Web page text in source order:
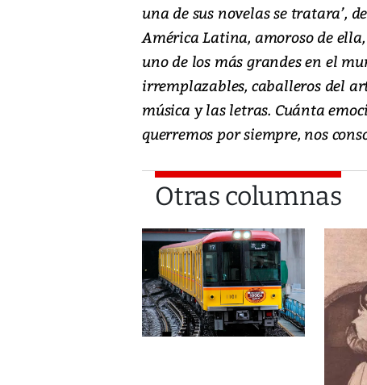
una de sus novelas se tratara’,
América Latina, amoroso de
uno de los más grandes en el
irremplazables, caballeros del
música y las letras. Cuánta
querremos por siempre, nos
Otras columnas